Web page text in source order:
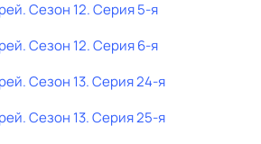
. Сезон 12. Серия 5-я
. Сезон 12. Серия 6-я
. Сезон 13. Серия 24-я
. Сезон 13. Серия 25-я